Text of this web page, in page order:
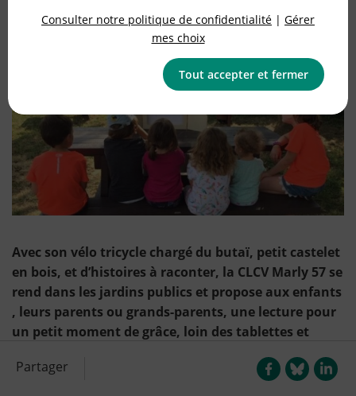
Agir ensemble
Avec son vélo tricycle chargé du butaï, petit castelet
en bois, et d’histoires à raconter, la CLCV Marly 57 se
rend dans les jardins publics et propose aux enfants
, leurs parents ou grands-parents, une lecture pour
un petit moment de grâce, loin des tablettes et
Partager
Consulter notre politique de confidentialité | Gérer
mes choix
Tout accepter et fermer